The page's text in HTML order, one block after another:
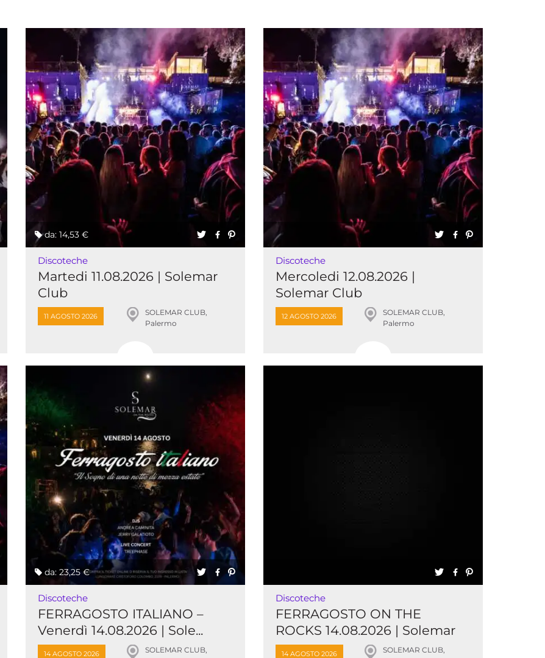
da: 14,53 €
Discoteche
Martedi 11.08.2026 | Solemar
Club
11 AGOSTO 2026
SOLEMAR CLUB,
Palermo
Discoteche
Mercoledi 12.08.2026 |
Solemar Club
12 AGOSTO 2026
SOLEMAR CLUB,
Palermo
da: 23,25 €
Discoteche
FERRAGOSTO ITALIANO –
Venerdì 14.08.2026 | Sole...
14 AGOSTO 2026
SOLEMAR CLUB,
Discoteche
FERRAGOSTO ON THE
ROCKS 14.08.2026 | Solemar
Club
14 AGOSTO 2026
SOLEMAR CLUB,